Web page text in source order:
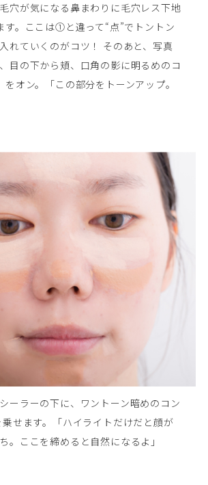
穴が気になる鼻まわりに毛穴レス下地
す。ここは①と違って“点”でトントン
れていくのがコツ！ そのあと、写真
目の下から頬、口角の影に明るめのコ
をオン。「この部分をトーンアップ。
ーラーの下に、ワントーン暗めのコン
せます。「ハイライトだけだと顔が
。ここを締めると自然になるよ」